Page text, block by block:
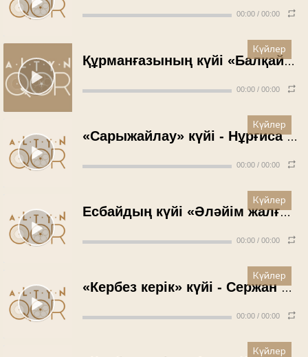
00:00 / 00:00
Құрманғазының күйі «Балқаймақ» - Әзидолла Есқалиев (1972 жыл)
00:00 / 00:00
Күйлер
«Сарыжайлау» күйі - Нұрғиса Тілендиев (1972 жыл)
00:00 / 00:00
Күйлер
Есбайдың күйі «Әләйім жалған» - Алым Жаңбыршин (1972 жыл)
00:00 / 00:00
Күйлер
«Кербез керік» күйі - Сержан Шәкірат
00:00 / 00:00
Күйлер
Күйлер